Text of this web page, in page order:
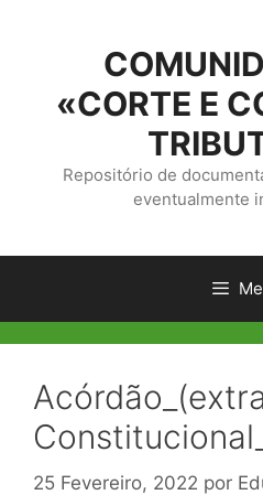
conteúdo«CORTE E
Repositório de
eventualmente
25 Fevereiro, 2022 por